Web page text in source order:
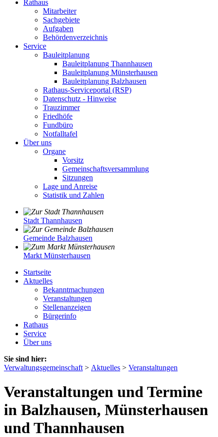
Rathaus
Mitarbeiter
Sachgebiete
Aufgaben
Behördenverzeichnis
Service
Bauleitplanung
Bauleitplanung Thannhausen
Bauleitplanung Münsterhausen
Bauleitplanung Balzhausen
Rathaus-Serviceportal (RSP)
Datenschutz - Hinweise
Trauzimmer
Friedhöfe
Fundbüro
Notfalltafel
Über uns
Organe
Vorsitz
Gemeinschaftsversammlung
Sitzungen
Lage und Anreise
Statistik und Zahlen
Stadt Thannhausen
Gemeinde Balzhausen
Markt Münsterhausen
Startseite
Aktuelles
Bekanntmachungen
Veranstaltungen
Stellenanzeigen
Bürgerinfo
Rathaus
Service
Über uns
Sie sind hier:
Verwaltungsgemeinschaft > Aktuelles > Veranstaltungen
Veranstaltungen und Termine
in Balzhausen, Münsterhausen
und Thannhausen